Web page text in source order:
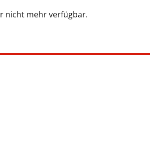
nicht mehr verfügbar.